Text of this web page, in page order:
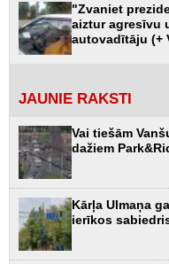
"Zvaniet
aiztur agresīvu
autovadītāju (+
JAUNIE RAKSTI
Vai tiešām
dažiem
Kārļa Ulmaņa
ierīkos